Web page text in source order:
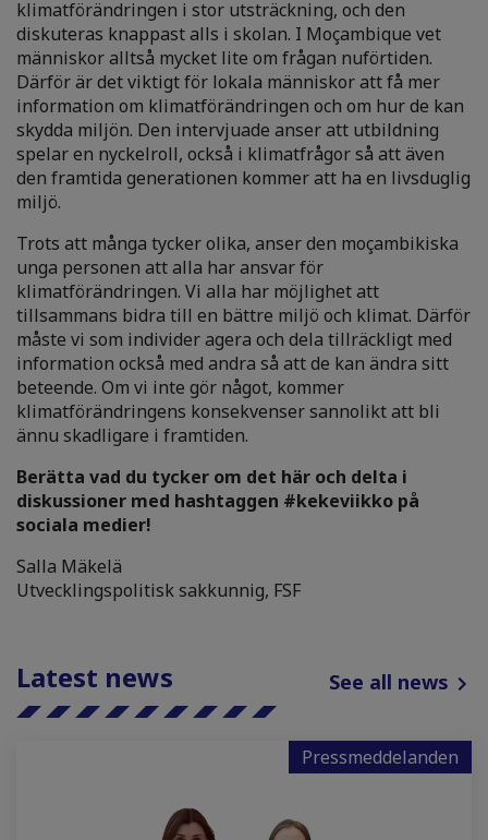
klimatförändringen i stor utsträckning, och den
diskuteras knappast alls i skolan. I Moçambique vet
människor alltså mycket lite om frågan nuförtiden.
Därför är det viktigt för lokala människor att få mer
information om klimatförändringen och om hur de kan
skydda miljön. Den intervjuade anser att utbildning
spelar en nyckelroll, också i klimatfrågor så att även
den framtida generationen kommer att ha en livsduglig
miljö.
Trots att många tycker olika, anser den moçambikiska
unga personen att alla har ansvar för
klimatförändringen. Vi alla har möjlighet att
tillsammans bidra till en bättre miljö och klimat. Därför
måste vi som individer agera och dela tillräckligt med
information också med andra så att de kan ändra sitt
beteende. Om vi inte gör något, kommer
klimatförändringens konsekvenser sannolikt att bli
ännu skadligare i framtiden.
Berätta vad du tycker om det här och delta i
diskussioner med hashtaggen #kekeviikko på
sociala medier!
Salla Mäkelä
Utvecklingspolitisk sakkunnig, FSF
Latest news See all news
Pressmeddelanden